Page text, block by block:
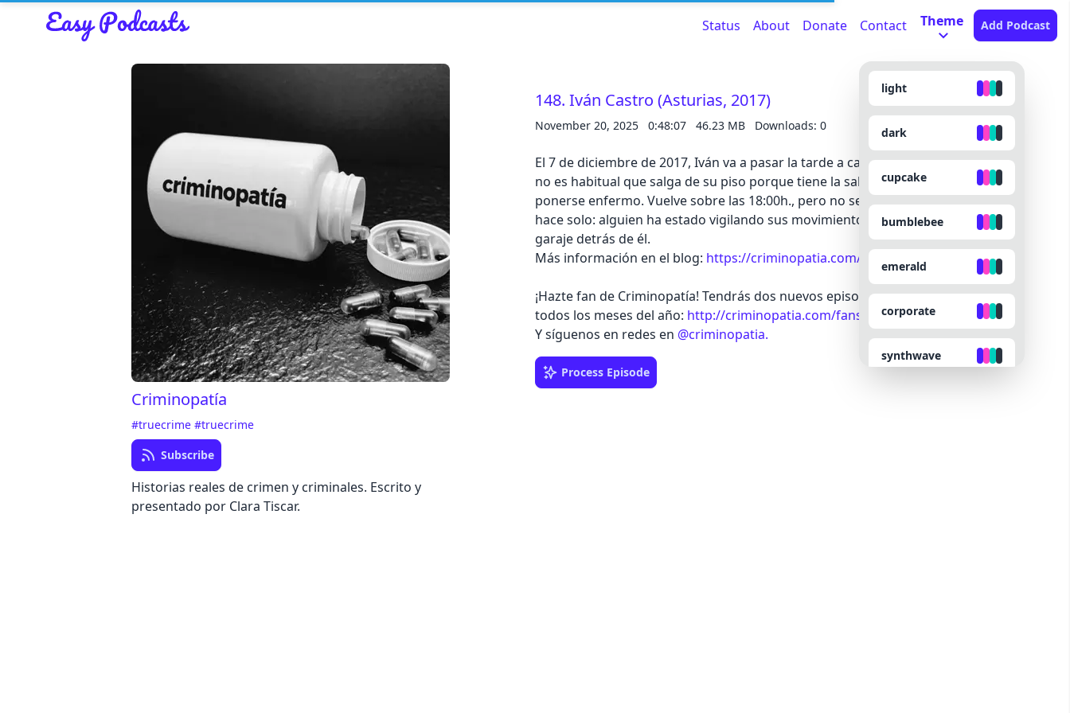
here
Cancel Save
Status About Donate Contact Theme
light
dark
cupcake
bumblebee
emerald
corporate
synthwave
Add Podcast
Criminopatía
#truecrime#truecrime
Subscribe
Historias reales de crimen y criminales. Escrito y
presentado por Clara Tiscar.
Cancel
148. Iván Castro (Asturias, 2017)
November 20, 2025 0:48:07 46.23 MB Downloads: 0
El 7 de diciembre de 2017, Iván va a pasar la tarde a casa de un amigo, aunque
no es habitual que salga de su piso porque tiene la salud delicada y no quiere
ponerse enfermo. Vuelve sobre las 18:00h., pero no se da cuenta de que no lo
hace solo: alguien ha estado vigilando sus movimientos y se ha colado en su
garaje detrás de él.
Más información en el blog: https://criminopatia.com/148-ivan-castro
¡Hazte fan de Criminopatía! Tendrás dos nuevos episodios exclusivos cada mes,
todos los meses del año: http://criminopatia.com/fans
Y síguenos en redes en @criminopatia.
Process Episode